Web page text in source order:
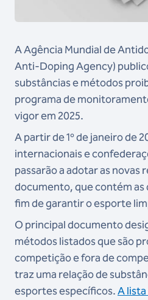
A Agência Mundial de
Anti-Doping Agency)
substâncias e métodos
programa de
vigor em 2025.
A partir de 1º de janeiro de
internacionais e
passarão a adotar as novas
documento, que contém
fim de garantir o esporte
O principal documento
métodos listados que são
competição e fora de
traz uma relação de
esportes específicos.A